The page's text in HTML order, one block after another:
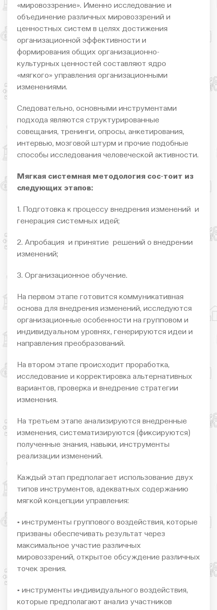
«мировоззрение». Именно исследование и
объединение различных мировоззрений и
ценностных систем в целях достижения
организационной эффективности и
формирования общих организационно-
культурных ценностей составляют ядро
«мягкого» управления организационными
изменениями.
Следовательно, основными инструментами
подхода являются структурированные
совещания, тренинги, опросы, анкетирования,
интервью, мозговой штурм и прочие подобные
способы исследования человеческой активности.
Мягкая системная методология сос-тоит из
следующих этапов:
1. Подготовка к процессу внедрения изменений и
генерация системных идей;
2. Апробация и принятие решений о внедрении
изменений;
3. Организационное обучение.
На первом этапе готовится коммуникативная
основа для внедрения изменений, исследуются
организационные особенности на групповом и
индивидуальном уровнях, генерируются идеи и
направления преобразований.
На втором этапе происходит проработка,
исследование и корректировка альтернативных
вариантов, проверка и внедрение стратегии
изменения.
На третьем этапе анализируются внедренные
изменения, систематизируются (фиксируются)
полученные знания, навыки, инструменты
реализации изменений.
Каждый этап предполагает использование двух
типов инструментов, адекватных содержанию
мягкой концепции управления:
• инструменты группового воздействия, которые
призваны обеспечивать результат через
максимальное участие различных
мировоззрений, открытое обсуждение различных
точек зрения.
• инструменты индивидуального воздействия,
которые предполагают анализ участников